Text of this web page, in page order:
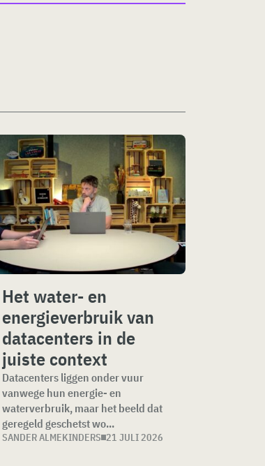
Het water- en
energieverbruik van
datacenters in de
juiste context
Datacenters liggen onder vuur
vanwege hun energie- en
waterverbruik, maar het beeld dat
geregeld geschetst wo...
SANDER ALMEKINDERS 21 JULI 2026